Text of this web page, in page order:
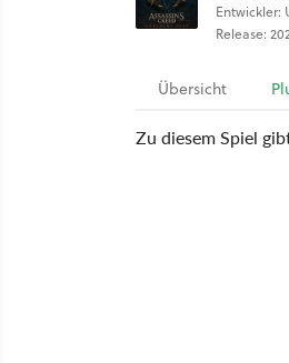
Entwickler:
Release:
Übersicht
Zu diesem Spiel